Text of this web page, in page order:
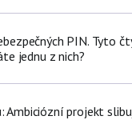
PIN. Tyto
jednu z nich?
projekt